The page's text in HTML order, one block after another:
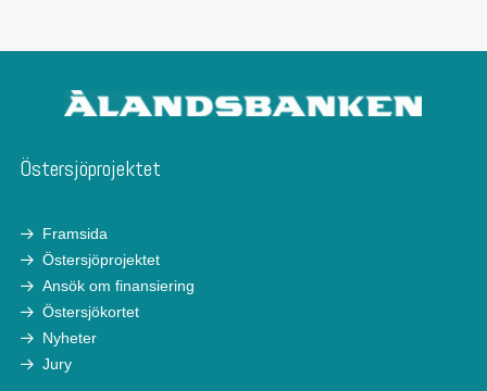
Östersjöprojektet
Framsida
Östersjöprojektet
Ansök om finansiering
Östersjökortet
Nyheter
Jury